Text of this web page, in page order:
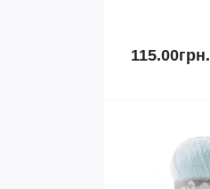
115.00грн.